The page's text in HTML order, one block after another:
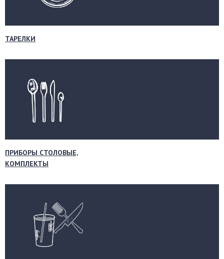
ТАРЕЛКИ
ПРИБОРЫ СТОЛОВЫЕ,
КОМПЛЕКТЫ